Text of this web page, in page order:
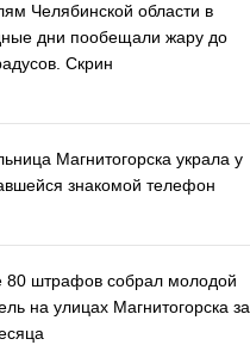
Челябинской области в
дни пообещали жару до
Скрин
Магнитогорска украла у
знакомой телефон
80 штрафов собрал молодой
на улицах Магнитогорска за